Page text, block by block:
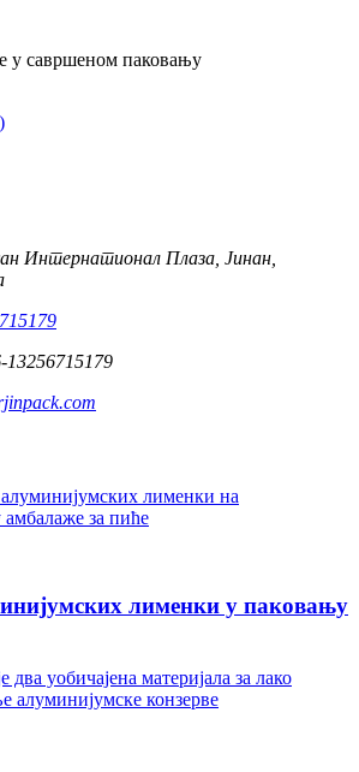
у савршеном паковању
Интернатионал Плаза, Јинан,
13256715179
лименки у паковању